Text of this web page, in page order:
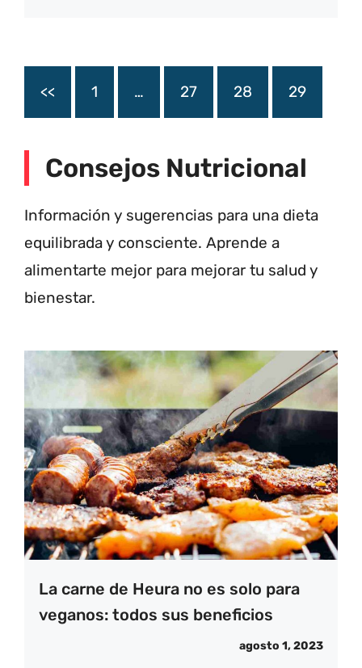
<< 1 … 27 28 29
Consejos Nutricional
Información y sugerencias para una dieta
equilibrada y consciente. Aprende a
alimentarte mejor para mejorar tu salud y
bienestar.
La carne de Heura no es solo para
veganos: todos sus beneficios
agosto 1, 2023